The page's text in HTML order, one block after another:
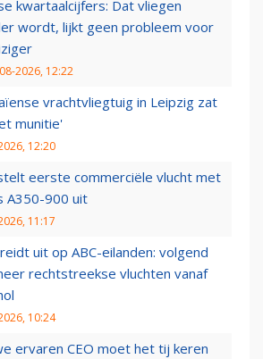
kwartaalcijfers: Dat vliegen
wordt, lijkt geen probleem voor
2026, 12:22
vrachtvliegtuig in Leipzig zat
munitie'
12:20
eerste commerciële vlucht met
A350-900 uit
11:17
uit op ABC-eilanden: volgend
rechtstreekse vluchten vanaf
10:24
ervaren CEO moet het tij keren